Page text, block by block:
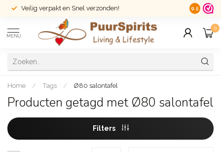
Veilig verpakt en Snel verzonden! 14 dagen
9.5
MENU
0
Home / Tags / Ø80 salontafel
Producten getagd met Ø80 salontafel
Filters